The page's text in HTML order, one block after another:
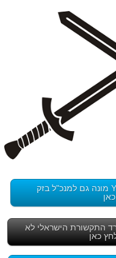
רן גוראון מנכ"ל פלאפון ומנכ"ל YES מונה גם למנכ"ל בזק
התקשורת הישראלי לא
כאן